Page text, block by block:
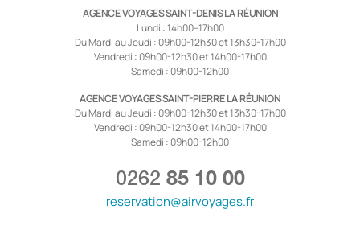
AGENCE VOYAGES SAINT-DENIS LA RÉUNION
Lundi : 14h00–17h00
Du Mardi au Jeudi : 09h00-12h30 et 13h30-17h00
Vendredi : 09h00-12h30 et 14h00-17h00
Samedi : 09h00-12h00
AGENCE VOYAGES SAINT-PIERRE LA RÉUNION
Du Mardi au Jeudi : 09h00-12h30 et 13h30-17h00
Vendredi : 09h00-12h30 et 14h00-17h00
Samedi : 09h00-12h00
0262 85 10 00
reservation@airvoyages.fr